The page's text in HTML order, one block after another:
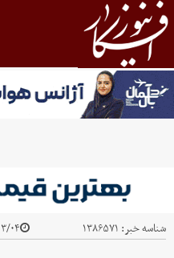
شناسه خبر: ۱۳۸۶۵۷۱ ۱۴۰۵/